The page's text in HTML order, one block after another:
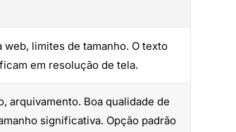
web, limites de tamanho. O texto
em resolução de tela.
arquivamento. Boa qualidade de
significativa. Opção padrão